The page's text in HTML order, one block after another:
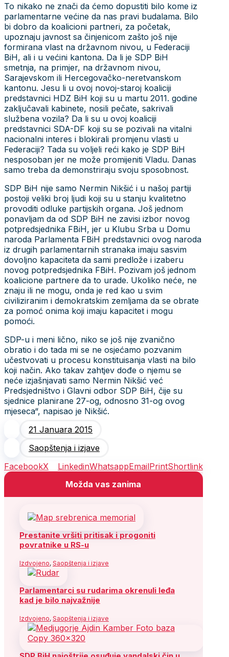
To nikako ne znači da ćemo dopustiti bilo kome iz
parlamentarne većine da nas pravi budalama. Bilo
bi dobro da koalicioni partneri, za početak,
upoznaju javnost sa činjenicom zašto još nije
formirana vlast na državnom nivou, u Federaciji
BiH, ali i u većini kantona. Da li je SDP BiH
smetnja, na primjer, na državnom nivou,
Sarajevskom ili Hercegovačko-neretvanskom
kantonu. Jesu li u ovoj novoj-staroj koaliciji
predstavnici HDZ BiH koji su u martu 2011. godine
zaključavali kabinete, nosili pečate, sakrivali
službena vozila? Da li su u ovoj koaliciji
predstavnici SDA-DF koji su se pozivali na vitalni
nacionalni interes i blokirali promjenu vlasti u
Federaciji? Tada su voljeli reći kako je SDP BiH
nesposoban jer ne može promijeniti Vladu. Danas
samo treba da demonstriraju svoju sposobnost.
SDP BiH nije samo Nermin Nikšić i u našoj partiji
postoji veliki broj ljudi koji su u stanju kvalitetno
provoditi odluke partijskih organa. Još jednom
ponavljam da od SDP BiH ne zavisi izbor novog
potpredsjednika FBiH, jer u Klubu Srba u Domu
naroda Parlamenta FBiH predstavnici ovog naroda
iz drugih parlamentarnih stranaka imaju sasvim
dovoljno kapaciteta da sami predlože i izaberu
novog potpredsjednika FBiH. Pozivam još jednom
koalicione partnere da to urade. Ukoliko neće, ne
znaju ili ne mogu, onda je red kao u svim
civiliziranim i demokratskim zemljama da se obrate
za pomoć onima koji imaju kapacitet i mogu
pomoći.
SDP-u i meni lično, niko se još nije zvanično
obratio i do tada mi se ne osjećamo pozvanim
učestvovati u procesu konstituisanja vlasti na bilo
koji način. Ako takav zahtjev dođe o njemu se
neće izjašnjavati samo Nermin Nikšić već
Predsjedništvo i Glavni odbor SDP BiH, čije su
sjednice planirane 27-og, odnosno 31-og ovog
mjeseca“, napisao je Nikšić.
21 Januara 2015
Saopštenja i izjave
FacebookX LinkedinWhatsappEmailPrintShortlink
Možda vas zanima
Prestanite vršiti pritisak i progoniti
povratnike u RS-u
Izdvojeno, Saopštenja i izjave
Parlamentarci su rudarima okrenuli leđa
kad je bilo najvažnije
Izdvojeno, Saopštenja i izjave